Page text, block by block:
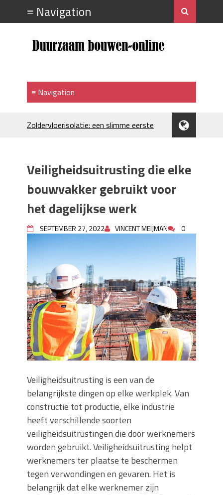
Zoldervloerisolatie: een slimme eerste
Je huis koelen: alles behalve duur
Hoe draagt je inrichting bij aan je
merkimago?
Houtpellets als duurzame
Wanneer moet je een specialist
inschakelen bij rioolproblemen?
Slimme oplossingen voor lekkages en
verstoppingen
Betonplex: Het Veelzijdige
Plaatmateriaal voor Moderne Projecten
Woonstijlen die perfect passen bij
duurzaam bouwen
Oma weet raadt bij cementsluier:
natuurlijke oplossingen
Veiligheidsuitrusting die elke
bouwvakker gebruikt voor
het dagelijkse werk
SEPTEMBER 27, 2022 VINCENT MEIJMAN 0
Veiligheidsuitrusting is een van de
belangrijkste dingen op elke werkplek. Van
constructie tot productie, elke industrie
heeft verschillende soorten
veiligheidsuitrustingen die door werknemers
worden gebruikt. Veiligheidsuitrusting helpt
werknemers ter plaatse te beschermen
tegen verwondingen en gevaren. Het is
belangrijk dat elke werknemer zijn